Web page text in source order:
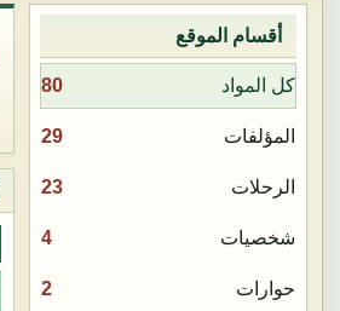
أقسام الموقع
كل المواد 80
المؤلفات 29
الرحلات 23
شخصيات 4
حوارات 2